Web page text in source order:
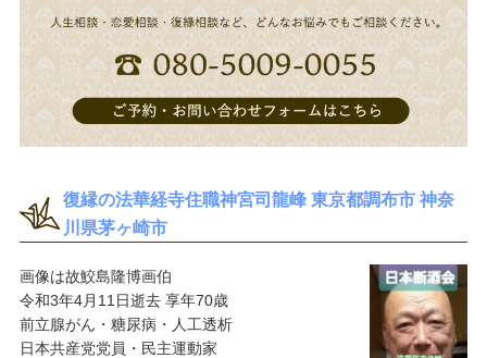
復縁の法華経寺住職神宮司龍峰 東京都調布市 神奈
川県茅ヶ崎市
画像は故鮫島隆博画伯
令和3年4月11日逝去 享年70歳
前立腺がん・糖尿病・人工透析
日本共産党党員・民主運動家